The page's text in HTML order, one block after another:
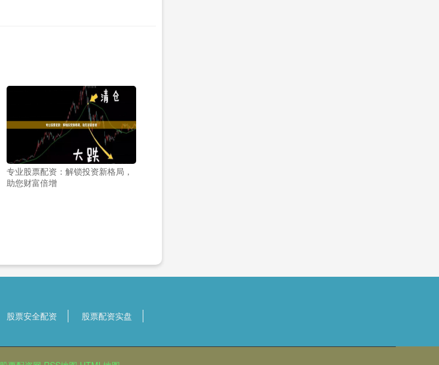
专业股票配资：解锁投资新格局，
助您财富倍增
股票安全配资 股票配资实盘